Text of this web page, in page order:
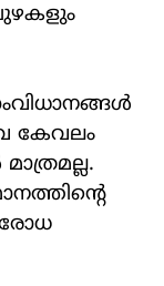
കേവലം